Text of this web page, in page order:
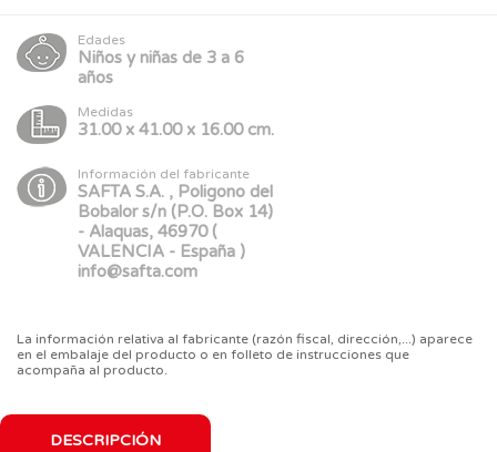
Edades
Niños y niñas de 3 a 6
años
Medidas
31.00 x 41.00 x 16.00 cm.
Información del fabricante
SAFTA S.A. , Poligono del
Bobalor s/n (P.O. Box 14)
- Alaquas, 46970 (
VALENCIA - España )
info@safta.com
La información relativa al fabricante (razón fiscal, dirección,...) aparece
en el embalaje del producto o en folleto de instrucciones que
acompaña al producto.
DESCRIPCIÓN